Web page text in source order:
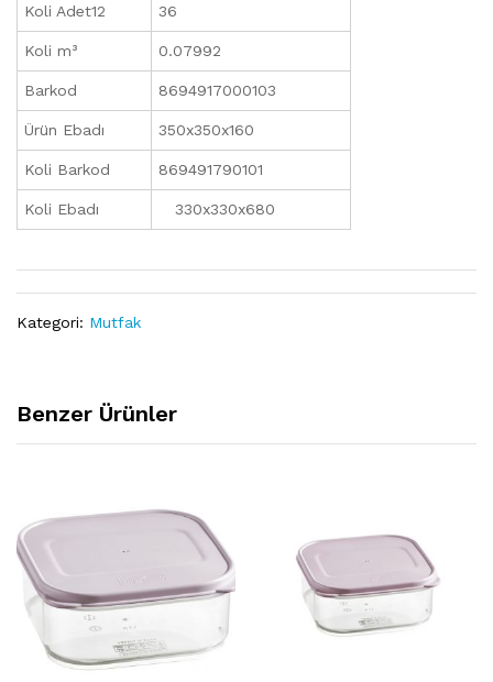
Koli Adet12 36
Koli m³ 0.07992
Barkod 8694917000103
Ürün Ebadı 350x350x160
Koli Barkod 869491790101
Koli Ebadı 330x330x680
Kategori: Mutfak
Benzer Ürünler